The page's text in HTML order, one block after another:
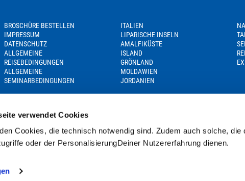
verwendet Cookies
Cookies, die technisch notwendig sind. Zudem auch solche, die
oder der PersonalisierungDeiner Nutzererfahrung dienen.
BROSCHÜRE BESTELLEN
IMPRESSUM
DATENSCHUTZ
ALLGEMEINE
REISEBEDINGUNGEN
ALLGEMEINE
SEMINARBEDINGUNGEN
ITALIEN
LIPARISCHE INSELN
AMALFIKÜSTE
ISLAND
GRÖNLAND
MOLDAWIEN
JORDANIEN